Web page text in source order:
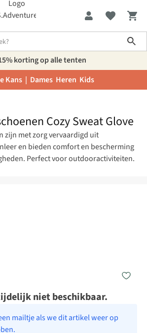
korting op alle tenten
Kans | Dames Heren Kids
Cozy Sweat Glove
zijn met zorg vervaardigd uit
en bieden comfort en bescherming
Perfect voor outdooractiviteiten.
niet beschikbaar.
mailtje als we dit artikel weer op